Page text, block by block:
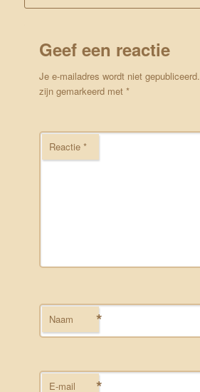
Geef een reactie
Je e-mailadres wordt niet gepubliceerd.
zijn gemarkeerd met*
Reactie*
Naam *
E-mail *